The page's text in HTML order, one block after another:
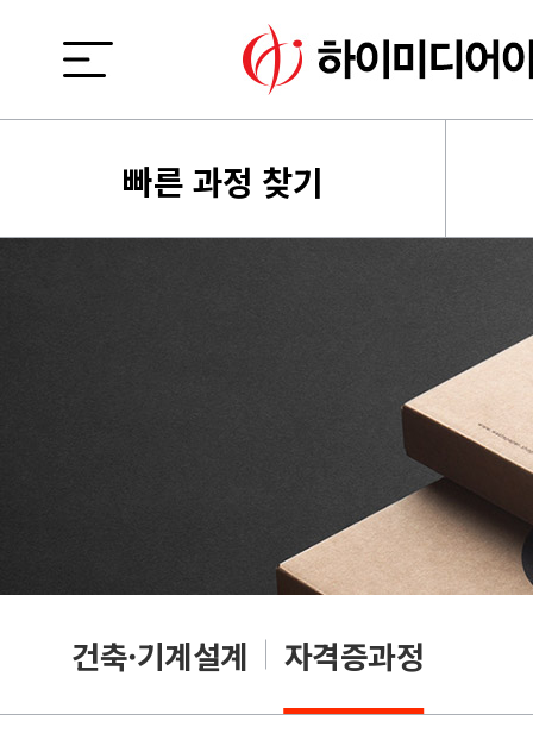
빠른 과정 찾기
건축·기계설계 자격증과정